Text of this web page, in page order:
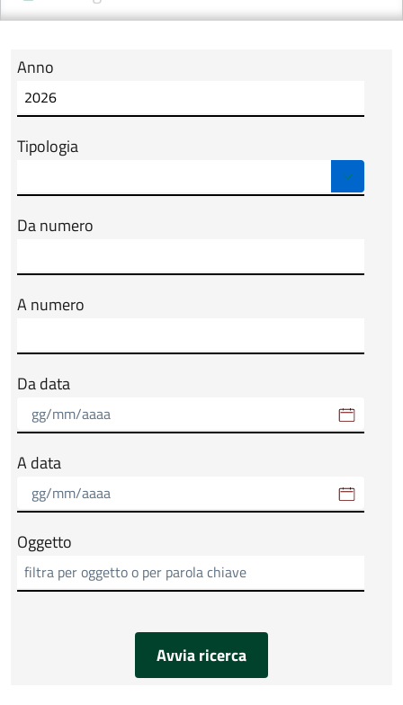
Modulo tab_ricerca_form
Anno
Tipologia
Da numero
A numero
Da data
A data
Oggetto
Avvia ricerca